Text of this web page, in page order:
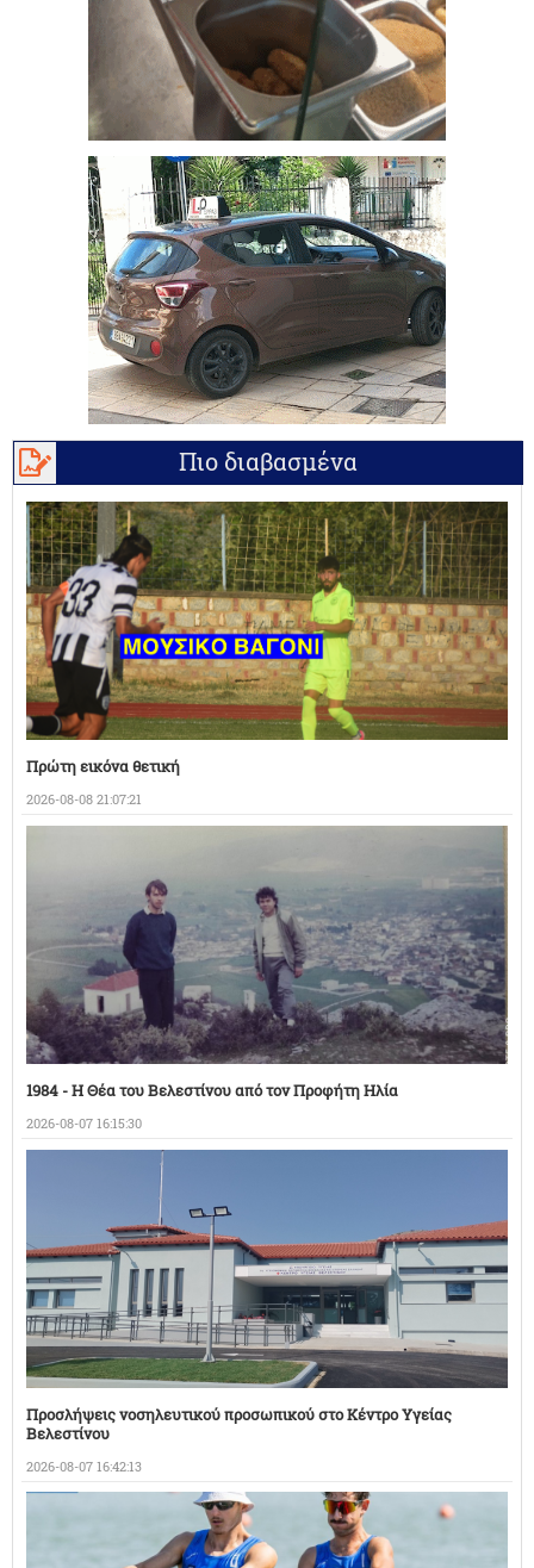
Πιο διαβασμένα
Πρώτη εικόνα θετική
2026-08-08 21:07:21
1984 - Η Θέα του Βελεστίνου από τον Προφήτη Ηλία
2026-08-07 16:15:30
Προσλήψεις νοσηλευτικού προσωπικού στο Κέντρο Υγείας
Βελεστίνου
2026-08-07 16:42:13